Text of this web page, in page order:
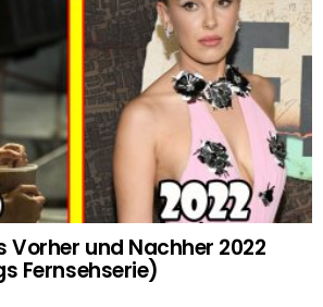
Vorher und Nachher 2022
Fernsehserie)